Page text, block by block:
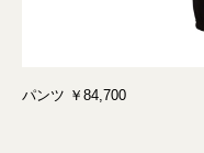
パンツ ￥84,700